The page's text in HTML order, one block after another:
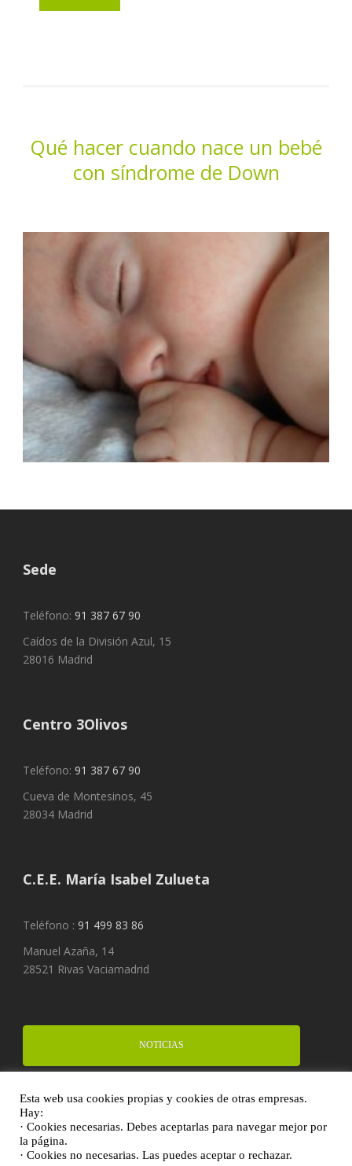
Qué hacer cuando nace un bebé
con síndrome de Down
Sede
Teléfono: 91 387 67 90
Caídos de la División Azul, 15
28016 Madrid
Centro 3Olivos
Teléfono: 91 387 67 90
Cueva de Montesinos, 45
28034 Madrid
C.E.E. María Isabel Zulueta
Teléfono : 91 499 83 86
Manuel Azaña, 14
28521 Rivas Vaciamadrid
NOTICIAS
FINANCIA UN PROYECTO
DONA
Esta web usa cookies propias y cookies de otras empresas.
Hay:
· Cookies necesarias. Debes aceptarlas para navegar mejor por
la página.
· Cookies no necesarias. Las puedes aceptar o rechazar.